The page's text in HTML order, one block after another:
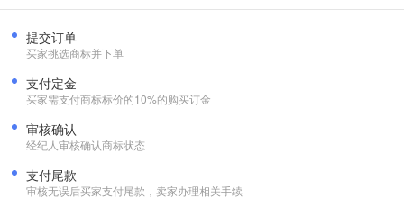
提交订单
买家挑选商标并下单
支付定金
买家需支付商标标价的10%的购买订金
审核确认
经纪人审核确认商标状态
支付尾款
审核无误后买家支付尾款，卖家办理相关手续